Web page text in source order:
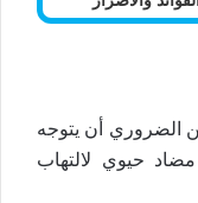
الضروري أن يتوجه
حيوي لالتهاب